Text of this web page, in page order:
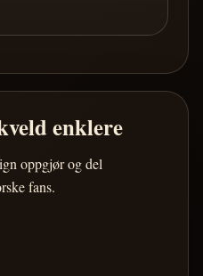
enklere
oppgjør og del
fans.